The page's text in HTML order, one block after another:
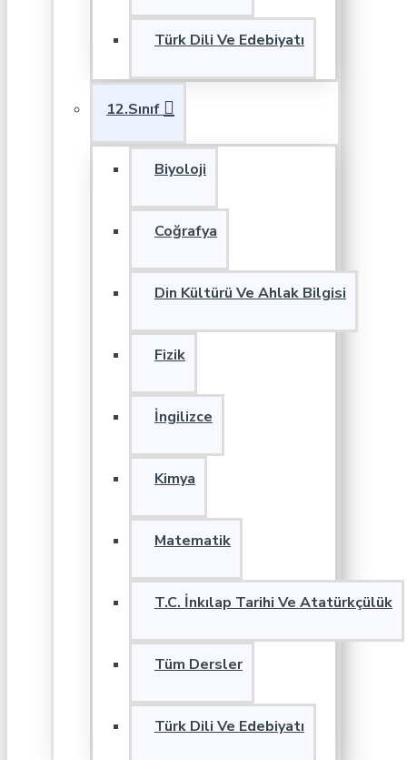
Türk Dili Ve Edebiyatı
12.Sınıf
Biyoloji
Coğrafya
Din Kültürü Ve Ahlak Bilgisi
Fizik
İngilizce
Kimya
Matematik
T.C. İnkılap Tarihi Ve Atatürkçülük
Tüm Dersler
Türk Dili Ve Edebiyatı